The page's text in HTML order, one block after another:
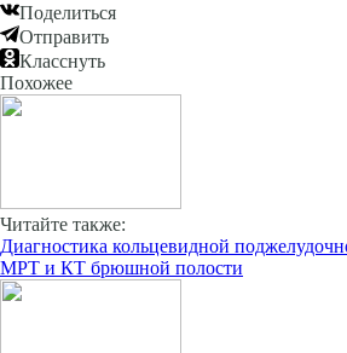
Поделиться
Отправить
Класснуть
Похожее
Читайте также:
Диагностика кольцевидной
МРТ и КТ брюшной полости